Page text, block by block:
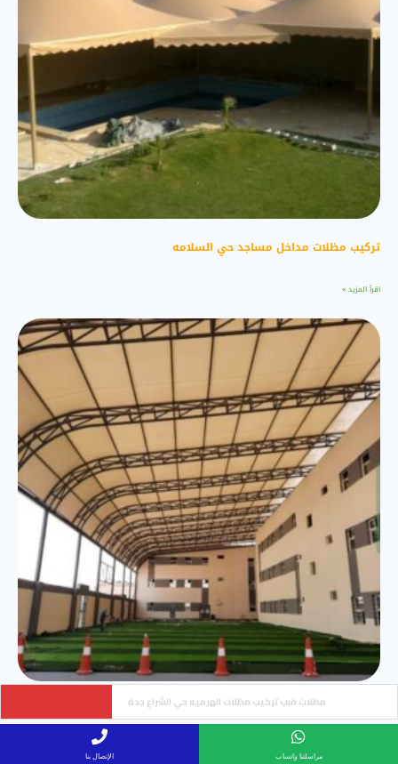
تركيب مظلات مداخل مساجد حي السلامه
اقرأ المزيد »
مظلات ملاعب مدارس ساحات حي النهضة
حدادسواتر الحديد شرائح بشكل هندسي حي القرينية جدة
مراسلتنا واتساب الإتصال بنا